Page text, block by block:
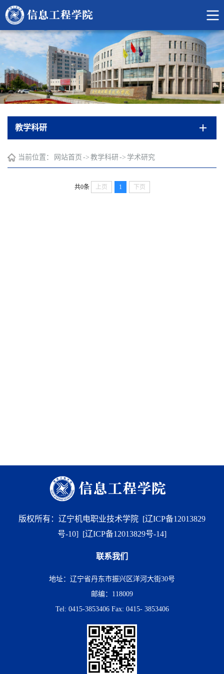
教学科研
当前位置： 网站首页 -> 教学科研-> 学术研究
共0条 上页 1 下页
版权所有：辽宁机电职业技术学院 [辽ICP备12013829
号-10] [辽ICP备12013829号-14]
联系我们
地址：辽宁省丹东市振兴区洋河大街30号
邮编：118009
Tel: 0415-3853406 Fax: 0415- 3853406